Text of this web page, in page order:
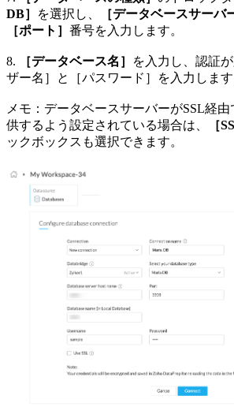
DB］
を選択し、 ［データベースサーバ
［ポート］ 番号を入力します。
8. ［データベース名］
を入力し、認証
ザー名］と［パスワード］を入力します
メモ：データベースサーバーがSSL経
供するよう設定されている場合は、
［
ックボックスも選択できます。